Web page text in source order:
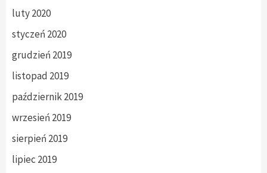
luty 2020
styczeń 2020
grudzień 2019
listopad 2019
październik 2019
wrzesień 2019
sierpień 2019
lipiec 2019